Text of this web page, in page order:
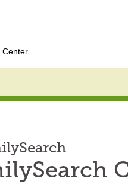
Center